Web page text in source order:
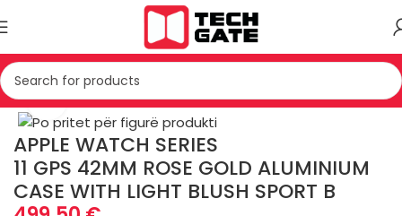
Kreu TELEFONIA SMART WATCH
Click to enlarge
APPLE WATCH SERIES
11 GPS 42MM ROSE GOLD ALUMINIUM
CASE WITH LIGHT BLUSH SPORT B